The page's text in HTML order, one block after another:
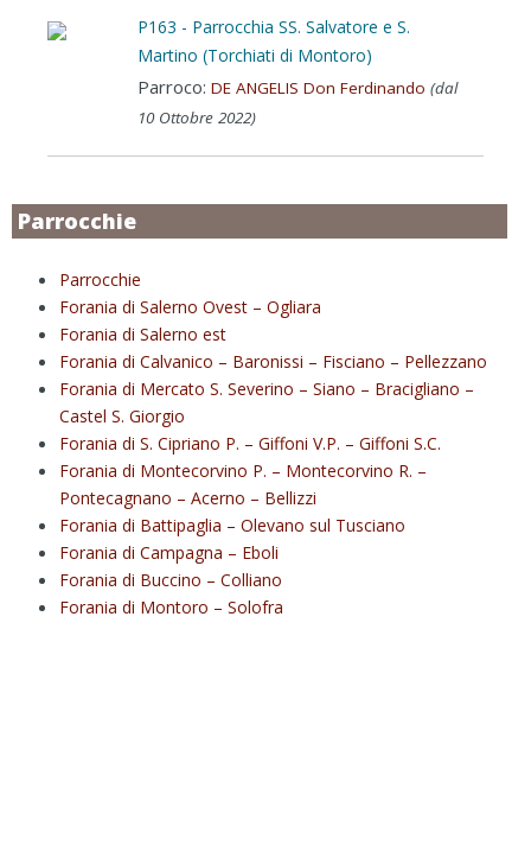
P163 - Parrocchia SS. Salvatore e S.
Martino (Torchiati di Montoro)
Parroco:DE ANGELIS Don Ferdinando (dal
10 Ottobre 2022)
Parrocchie
Parrocchie
Forania di Salerno Ovest – Ogliara
Forania di Salerno est
Forania di Calvanico – Baronissi – Fisciano – Pellezzano
Forania di Mercato S. Severino – Siano – Bracigliano –
Castel S. Giorgio
Forania di S. Cipriano P. – Giffoni V.P. – Giffoni S.C.
Forania di Montecorvino P. – Montecorvino R. –
Pontecagnano – Acerno – Bellizzi
Forania di Battipaglia – Olevano sul Tusciano
Forania di Campagna – Eboli
Forania di Buccino – Colliano
Forania di Montoro – Solofra